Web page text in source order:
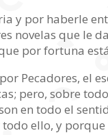
y por haberle
novelas que le
por fortuna
por Pecadores, el
pero, sobre
en todo el
ello, y